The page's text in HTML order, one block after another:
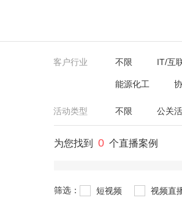
客户行业 不限 IT/互
能源化工
活动类型 不限 公关
为您找到 0 个直播案例
筛选： 短视频 视频直